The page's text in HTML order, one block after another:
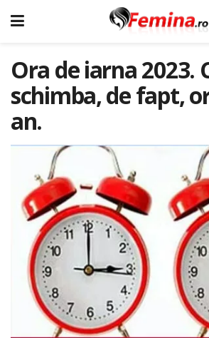
Ora de iarna 2023.
schimba, de fapt,
an.